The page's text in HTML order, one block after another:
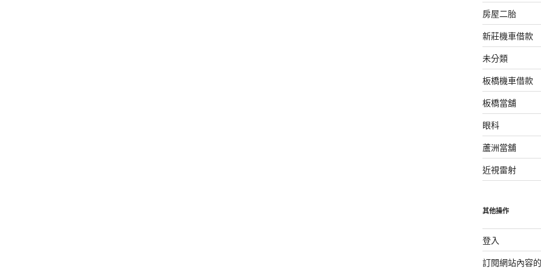
房屋二胎
新莊機車借款
未分類
板橋機車借款
板橋當舖
眼科
蘆洲當舖
近視雷射
其他操作
登入
訂閱網站內容